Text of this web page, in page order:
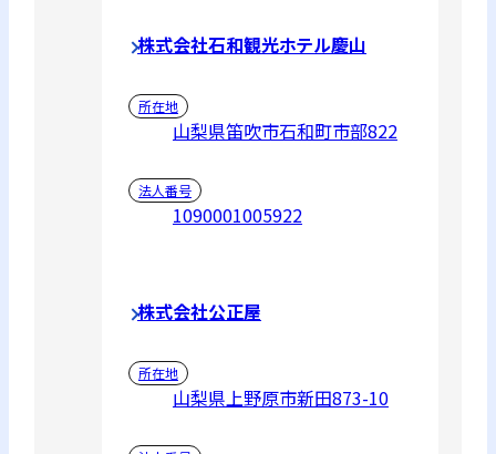
株式会社石和観光ホテル慶山
所在地
山梨県笛吹市石和町市部822
法人番号
1090001005922
株式会社公正屋
所在地
山梨県上野原市新田873-10